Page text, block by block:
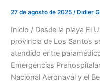
27 de agosto de 2025 /Didier
Inicio / Desde la playa El
provincia de Los Santos
atendido entre
Emergencias
Nacional Aeronaval y el